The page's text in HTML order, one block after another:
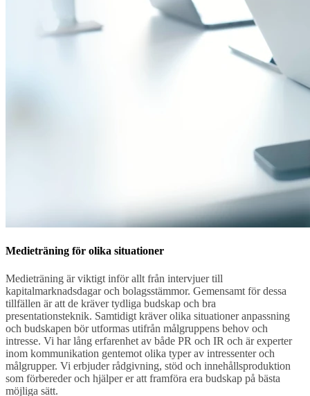
Medieträning för olika situationer
Medieträning är viktigt inför allt från intervjuer till
kapitalmarknadsdagar och bolagsstämmor. Gemensamt för dessa
tillfällen är att de kräver tydliga budskap och bra
presentationsteknik. Samtidigt kräver olika situationer anpassning
och budskapen bör utformas utifrån målgruppens behov och
intresse. Vi har lång erfarenhet av både PR och IR och är experter
inom kommunikation gentemot olika typer av intressenter och
målgrupper. Vi erbjuder rådgivning, stöd och innehållsproduktion
som förbereder och hjälper er att framföra era budskap på bästa
möjliga sätt.